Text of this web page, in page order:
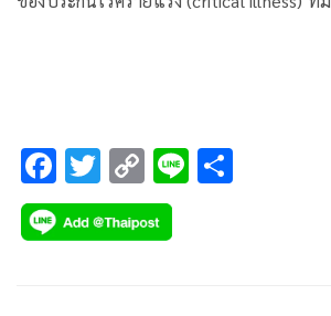
F
ac
e
T
wi
tt
C
o
p
Li